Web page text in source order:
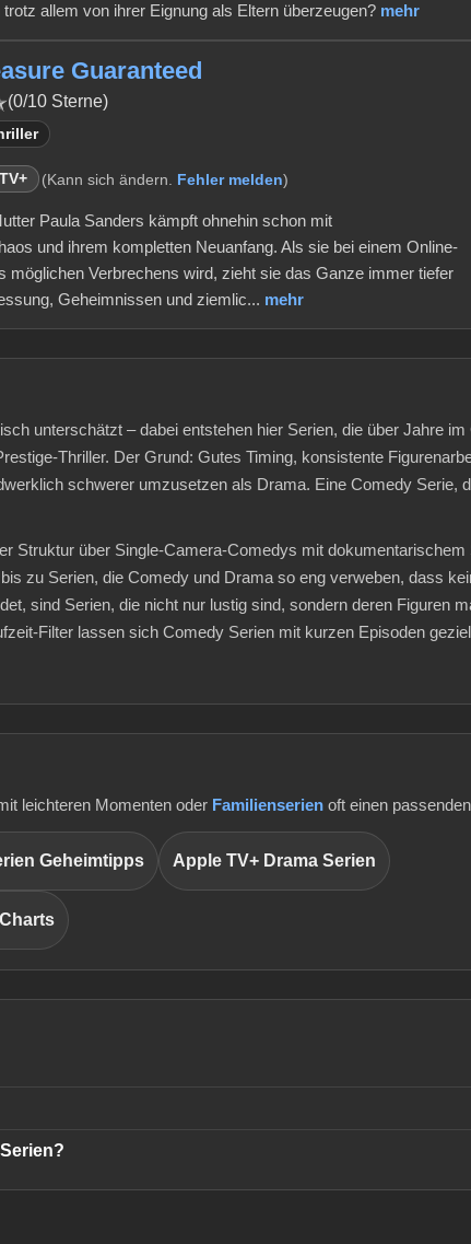
allem von ihrer Eignung als Eltern überzeugen? mehr
Guaranteed
(0/10 Sterne)
(Kann sich ändern. Fehler melden)
Paula Sanders kämpft ohnehin schon mit
und ihrem kompletten Neuanfang. Als sie bei einem Online-
möglichen Verbrechens wird, zieht sie das Ganze immer tiefer
Geheimnissen und ziemlic... mehr
unterschätzt – dabei entstehen hier Serien, die über Jahre im
Thriller. Der Grund: Gutes Timing, konsistente
schwerer umzusetzen als Drama. Eine Comedy Serie,
Struktur über Single-Camera-Comedys mit dokumentarischem
zu Serien, die Comedy und Drama so eng verweben, dass
sind Serien, die nicht nur lustig sind, sondern deren Figuren
Filter lassen sich Comedy Serien mit kurzen Episoden
leichteren Momenten oder Familienserien oft einen
Geheimtipps Apple TV+ Drama Serien